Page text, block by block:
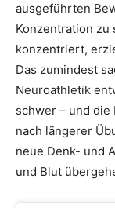
ausgeführten
Konzentration zu
konzentriert,
Das zumindest
Neuroathletik
schwer – und
nach längerer
neue Denk- und
und Blut